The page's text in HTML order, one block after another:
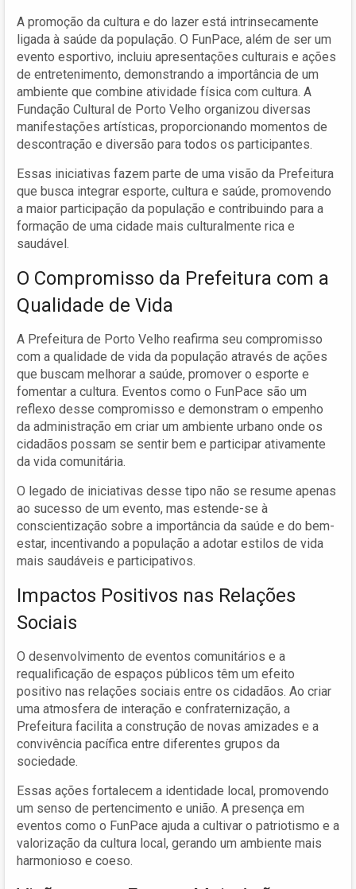
A promoção da cultura e do lazer está intrinsecamente
ligada à saúde da população. O FunPace, além de ser um
evento esportivo, incluiu apresentações culturais e ações
de entretenimento, demonstrando a importância de um
ambiente que combine atividade física com cultura. A
Fundação Cultural de Porto Velho organizou diversas
manifestações artísticas, proporcionando momentos de
descontração e diversão para todos os participantes.
Essas iniciativas fazem parte de uma visão da Prefeitura
que busca integrar esporte, cultura e saúde, promovendo
a maior participação da população e contribuindo para a
formação de uma cidade mais culturalmente rica e
saudável.
O Compromisso da Prefeitura com a
Qualidade de Vida
A Prefeitura de Porto Velho reafirma seu compromisso
com a qualidade de vida da população através de ações
que buscam melhorar a saúde, promover o esporte e
fomentar a cultura. Eventos como o FunPace são um
reflexo desse compromisso e demonstram o empenho
da administração em criar um ambiente urbano onde os
cidadãos possam se sentir bem e participar ativamente
da vida comunitária.
O legado de iniciativas desse tipo não se resume apenas
ao sucesso de um evento, mas estende-se à
conscientização sobre a importância da saúde e do bem-
estar, incentivando a população a adotar estilos de vida
mais saudáveis e participativos.
Impactos Positivos nas Relações
Sociais
O desenvolvimento de eventos comunitários e a
requalificação de espaços públicos têm um efeito
positivo nas relações sociais entre os cidadãos. Ao criar
uma atmosfera de interação e confraternização, a
Prefeitura facilita a construção de novas amizades e a
convivência pacífica entre diferentes grupos da
sociedade.
Essas ações fortalecem a identidade local, promovendo
um senso de pertencimento e união. A presença em
eventos como o FunPace ajuda a cultivar o patriotismo e a
valorização da cultura local, gerando um ambiente mais
harmonioso e coeso.